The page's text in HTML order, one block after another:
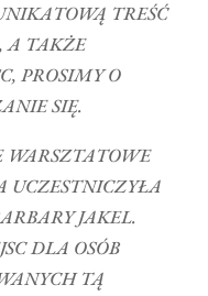
TREŚĆ
A TAKŻE
PROSIMY O
SIĘ.
WARSZTATOWE
UCZESTNICZYŁA
JAKEL.
DLA OSÓB
TĄ